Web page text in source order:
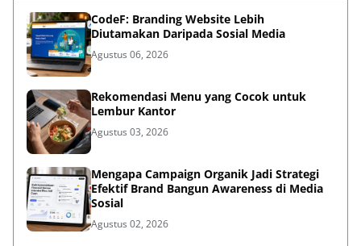
CodeF: Branding Website Lebih
Diutamakan Daripada Sosial Media
Agustus 06, 2026
Rekomendasi Menu yang Cocok untuk
Lembur Kantor
Agustus 03, 2026
Mengapa Campaign Organik Jadi Strategi
Efektif Brand Bangun Awareness di Media
Sosial
Agustus 02, 2026